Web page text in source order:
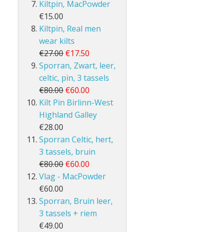
Kiltpin, MacPowder
€15.00
Kiltpin, Real men
wear kilts
€27.00 €17.50
Sporran, Zwart, leer,
celtic, pin, 3 tassels
€80.00 €60.00
Kilt Pin Birlinn-West
Highland Galley
€28.00
Sporran Celtic, hert,
3 tassels, bruin
€80.00 €60.00
Vlag - MacPowder
€60.00
Sporran, Bruin leer,
3 tassels + riem
€49.00